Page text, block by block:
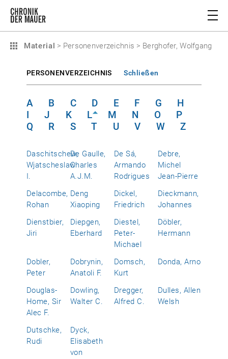
Material > Personenverzeichnis > Berghofer, Wolfgang
PERSONENVERZEICHNIS Schließen
A B C D E F G
H
I
J K L M N O
P
Q
R S T U V W Z
Daschitschew,
Wjatscheslaw
I.
De Gaulle,
Charles
A.J.M.
De Sá,
Armando
Rodrigues
Debre,
Michel
Jean-Pierre
Delacombe,
Rohan
Deng
Xiaoping
Dickel,
Friedrich
Dieckmann,
Johannes
Dienstbier,
Jiri
Diepgen,
Eberhard
Diestel,
Peter-
Michael
Döbler,
Hermann
Dobler,
Peter
Dobrynin,
Anatoli F.
Domsch,
Kurt
Donda, Arno
Douglas-
Home, Sir
Alec F.
Dowling,
Walter C.
Dregger,
Alfred C.
Dulles, Allen
Welsh
Dutschke,
Rudi
Dyck,
Elisabeth
von